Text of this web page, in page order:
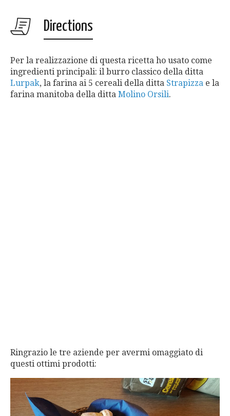
Directions
Per la realizzazione di questa ricetta ho usato come
ingredienti principali: il burro classico della ditta
Lurpak, la farina ai 5 cereali della ditta Strapizza e la
farina manitoba della ditta Molino Orsili.
Ringrazio le tre aziende per avermi omaggiato di
questi ottimi prodotti: